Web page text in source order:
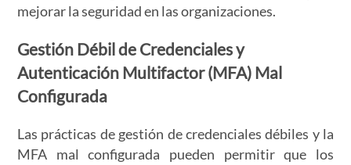
mejorar la seguridad en las organizaciones.
Gestión Débil de Credenciales y
Autenticación Multifactor (MFA) Mal
Configurada
Las prácticas de gestión de credenciales débiles y la
MFA mal configurada pueden permitir que los